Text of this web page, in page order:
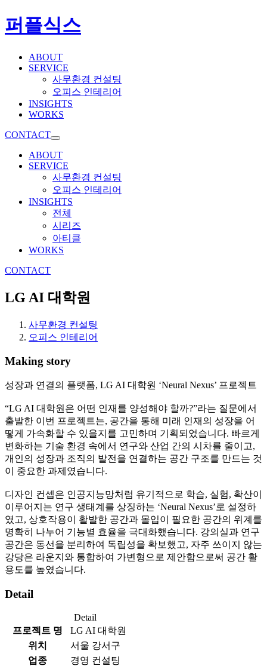
퍼플식스
ABOUT
SERVICE
사무환경 컨설팅
오피스 인테리어
INSIGHTS
WORKS
CONTACT
ABOUT
SERVICE
사무환경 컨설팅
오피스 인테리어
INSIGHTS
전체
시리즈
아티클
WORKS
CONTACT
LG AI 대학원
사무환경 컨설팅
오피스 인테리어
Making story
성장과 연결의 플랫폼, LG AI 대학원 ‘Neural Nexus’ 프로젝트
“LG AI 대학원은 어떤 인재를 양성해야 할까?”라는 질문에서
출발한 이번 프로젝트는, 공간을 통해 미래 인재의 성장을 어
떻게 가속화할 수 있을지를 고민하며 기획되었습니다. 빠르게
변화하는 기술 환경 속에서 연구와 산업 간의 시차를 줄이고,
개인의 성장과 조직의 발전을 연결하는 공간 구조를 만드는 것
이 중요한 과제였습니다.
디자인 컨셉은 인공지능망처럼 유기적으로 학습, 실험, 확산이
이루어지는 연구 생태계를 상징하는 ‘Neural Nexus’로 설정하
였고, 상호작용이 활발한 공간과 몰입이 필요한 공간의 위계를
명확히 나누어 기능별 효율을 극대화했습니다. 강의실과 연구
공간은 동선을 분리하여 독립성을 확보했고, 자주 쓰이지 않는
강당은 라운지와 통합하여 가변형으로 제안함으로써 공간 활
용도를 높였습니다.
Detail
Detail
프로젝트 명
LG AI 대학원
위치
서울 강서구
업종
경영 컨설팅